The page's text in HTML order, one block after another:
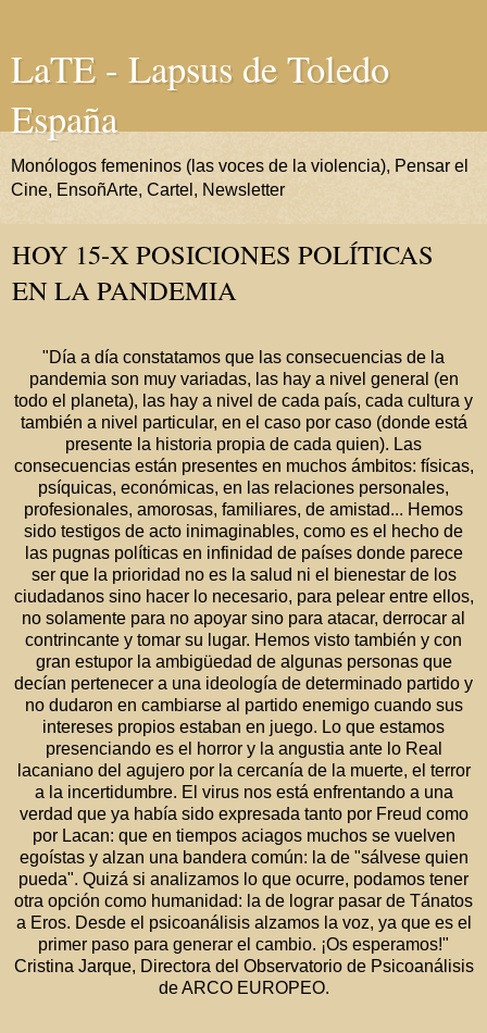
LaTE - Lapsus de Toledo
España
Monólogos femeninos (las voces de la violencia), Pensar el
Cine, EnsoñArte, Cartel, Newsletter
HOY 15-X POSICIONES POLÍTICAS
EN LA PANDEMIA
"Día a día constatamos que las consecuencias de la
pandemia son muy variadas, las hay a nivel general (en
todo el planeta), las hay a nivel de cada país, cada cultura y
también a nivel particular, en el caso por caso (donde está
presente la historia propia de cada quien). Las
consecuencias están presentes en muchos ámbitos: físicas,
psíquicas, económicas, en las relaciones personales,
profesionales, amorosas, familiares, de amistad... Hemos
sido testigos de acto inimaginables, como es el hecho de
las pugnas políticas en infinidad de países donde parece
ser que la prioridad no es la salud ni el bienestar de los
ciudadanos sino hacer lo necesario, para pelear entre ellos,
no solamente para no apoyar sino para atacar, derrocar al
contrincante y tomar su lugar. Hemos visto también y con
gran estupor la ambigüedad de algunas personas que
decían pertenecer a una ideología de determinado partido y
no dudaron en cambiarse al partido enemigo cuando sus
intereses propios estaban en juego. Lo que estamos
presenciando es el horror y la angustia ante lo Real
lacaniano del agujero por la cercanía de la muerte, el terror
a la incertidumbre. El virus nos está enfrentando a una
verdad que ya había sido expresada tanto por Freud como
por Lacan: que en tiempos aciagos muchos se vuelven
egoístas y alzan una bandera común: la de "sálvese quien
pueda". Quizá si analizamos lo que ocurre, podamos tener
otra opción como humanidad: la de lograr pasar de Tánatos
a Eros. Desde el psicoanálisis alzamos la voz, ya que es el
primer paso para generar el cambio. ¡Os esperamos!"
Cristina Jarque, Directora del Observatorio de Psicoanálisis
de ARCO EUROPEO.